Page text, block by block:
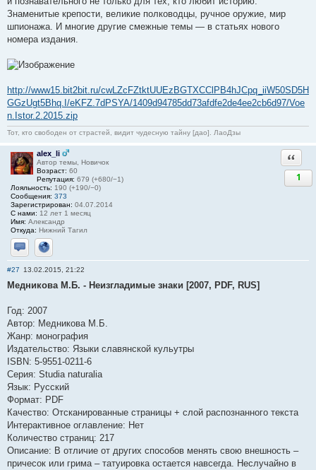
Знаменитые крепости, великие полководцы, ручное оружие, мир
шпионажа. И многие другие смежные темы — в статьях нового
номера издания.
http://www15.bit2bit.ru/cwLZcFZtktUUEzBGTXCClPB4hJCpq_iiW50SD5H
GGzUgt5Bhq.I/eKFZ.7dPSYA/1409d94785dd73afdfe2de4ee2cb6d97/Voe
n.Istor.2.2015.zip
Тот, кто свободен от страстей, видит чудесную тайну [дао]. ЛаоДзы
alex_li
Автор темы, Новичок
Возраст: 60
Репутация: 679 (+680/−1)
Лояльность: 190 (+190/−0)
Сообщения: 373
Зарегистрирован: 04.07.2014
С нами: 12 лет 1 месяц
Имя: Александр
Откуда: Нижний Тагил
Отправить личное сообщение
Сайт
1
#27 13.02.2015, 21:22
Медникова М.Б. - Неизгладимые знаки [2007, PDF, RUS]
Год: 2007
Автор: Медникова М.Б.
Жанр: монография
Издательство: Языки славянской кульутры
ISBN: 5-9551-0211-6
Серия: Studia naturalia
Язык: Русский
Формат: PDF
Качество: Отсканированные страницы + слой распознанного текста
Интерактивное оглавление: Нет
Количество страниц: 217
Описание: В отличие от других способов менять свою внешность –
причесок или грима – татуировка остается навсегда. Неслучайно в